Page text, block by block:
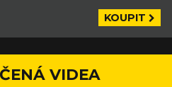
KOUPIT
VIDEA